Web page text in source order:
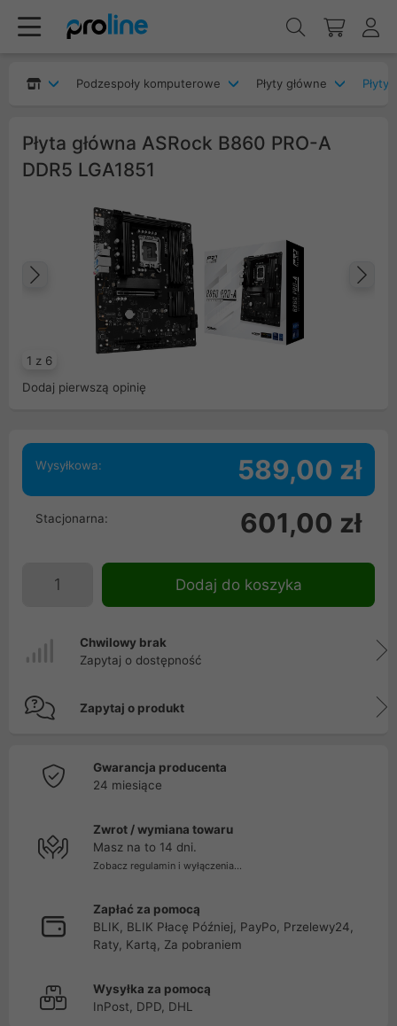
Podzespoły komputerowe Płyty główne Płyty
Płyta główna ASRock B860 PRO-A
DDR5 LGA1851
1 z 6
Poprzedni
Dodaj pierwszą opinię
Wysyłkowa: 589,00 zł
Stacjonarna: 601,00 zł
Dodaj do koszyka
Chwilowy brak
Zapytaj o dostępność
Zapytaj o produkt
Gwarancja producenta
24 miesiące
Zwrot / wymiana towaru
Masz na to 14 dni.
Zobacz regulamin i wyłączenia...
Zapłać za pomocą
BLIK, BLIK Płacę Później, PayPo, Przelewy24,
Raty, Kartą, Za pobraniem
Wysyłka za pomocą
InPost, DPD, DHL